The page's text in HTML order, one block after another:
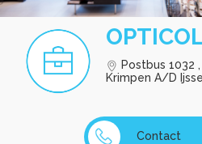
Postbus 1032
Krimpen A/D
Contact